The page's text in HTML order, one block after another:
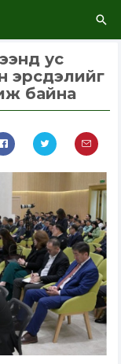
ус
эрсдэлийг
байна